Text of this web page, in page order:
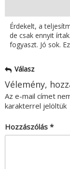
Érdekelt, a
de csak ennyit
fogyaszt. Jó sok.
Válasz
Vélemény,
Az e-mail címet
karakterrel jelöltük
Hozzászólás *